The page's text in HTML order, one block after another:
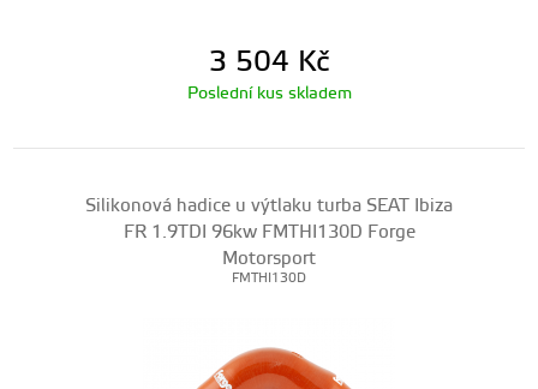
3 504 Kč
Poslední kus skladem
Silikonová hadice u výtlaku turba SEAT Ibiza
FR 1.9TDI 96kw FMTHI130D Forge
Motorsport
FMTHI130D